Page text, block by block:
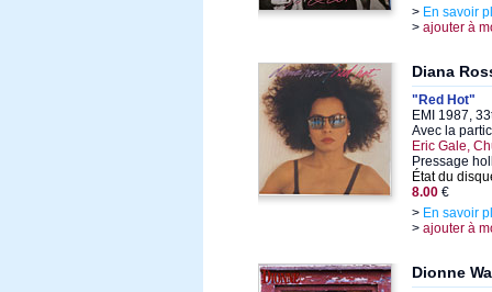
> En savoir
> ajouter à
Diana
"Red Hot"
EMI 1987,
Avec la
Eric Gale,
Pressage
État du
8.00 €
> En savoir
> ajouter à
Dionne